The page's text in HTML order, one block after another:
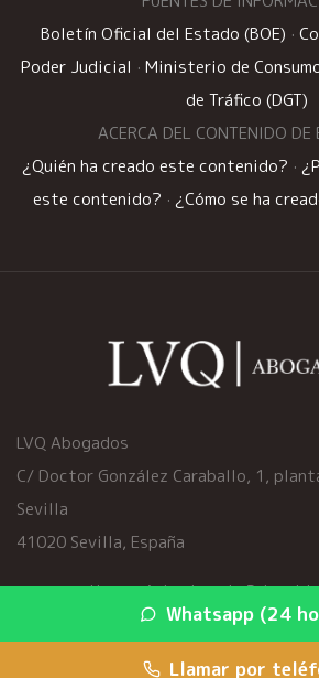
Whatsapp (24
Llamar por
Boletín Oficial del Estado (BOE) ·
Poder Judicial · Ministerio de
de Tráfico (DGT)
ACERCA DEL CONTENIDO DE
¿Quién ha creado este contenido? ·
este contenido? · ¿Cómo se ha
LVQ Abogados
C/ Doctor González Caraballo, 1,
Sevilla
41020 Sevilla, España
Home·Aviso Legal·
© 2026 viciosocultoscoche.es ·Mapa